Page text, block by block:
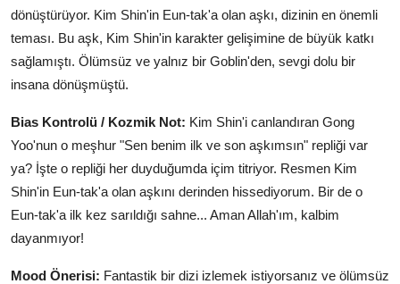
dönüştürüyor. Kim Shin'in Eun-tak'a olan aşkı, dizinin en önemli
teması. Bu aşk, Kim Shin'in karakter gelişimine de büyük katkı
sağlamıştı. Ölümsüz ve yalnız bir Goblin'den, sevgi dolu bir
insana dönüşmüştü.
Bias Kontrolü / Kozmik Not: Kim Shin'i canlandıran Gong
Yoo'nun o meşhur "Sen benim ilk ve son aşkımsın" repliği var
ya? İşte o repliği her duyduğumda içim titriyor. Resmen Kim
Shin'in Eun-tak'a olan aşkını derinden hissediyorum. Bir de o
Eun-tak'a ilk kez sarıldığı sahne... Aman Allah'ım, kalbim
dayanmıyor!
Mood Önerisi: Fantastik bir dizi izlemek istiyorsanız ve ölümsüz